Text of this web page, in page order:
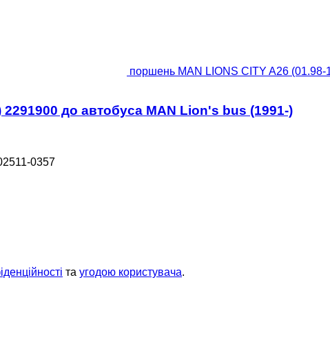
поршень MAN LIONS CITY A26
до автобуса MAN Lion's bus (1991-)
0357
та угодою користувача.